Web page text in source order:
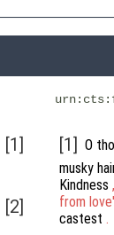
[1]
[2]
[1] O
musky
Kindness ,
from
castest .